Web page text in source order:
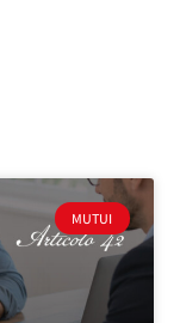
MUTUI